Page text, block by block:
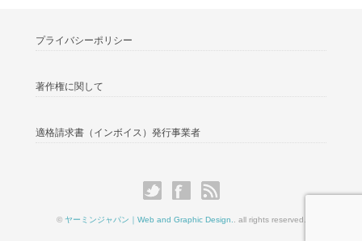
プライバシーポリシー
著作権に関して
適格請求書（インボイス）発⾏事業者
© ヤーミンジャパン｜Web and Graphic Design. . all rights reserved.